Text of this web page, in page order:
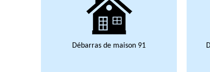
Débarras de maison 91